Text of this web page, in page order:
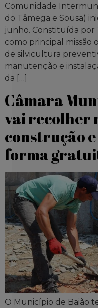
Comunidade
do Tâmega e Sousa)
junho. Constituída por
como principal missão
de silvicultura
manutenção e
da […]
Câmara
vai recolher
construção
forma
O Município de Baião